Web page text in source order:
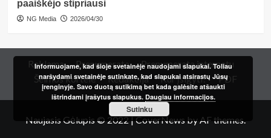
paaiškėjo stipriausi
NG Media 2026/04/30
Reklama Prenumerata
Prenumerata internetu
Šeimos kortelė
Redakcija Kur įsigyti? PDF
Naujasis Gėlupis © 2022|CoverNews by AF themes.
Informuojame, kad šioje svetainėje naudojami slapukai. Toliau
naršydami svetainėje sutinkate, kad slapukai atsirastų Jūsų
įrenginyje. Savo duotą sutikimą bet kada galėsite atšaukti
ištrindami įrašytus slapukus. Daugiau informacijos.
Sutinku